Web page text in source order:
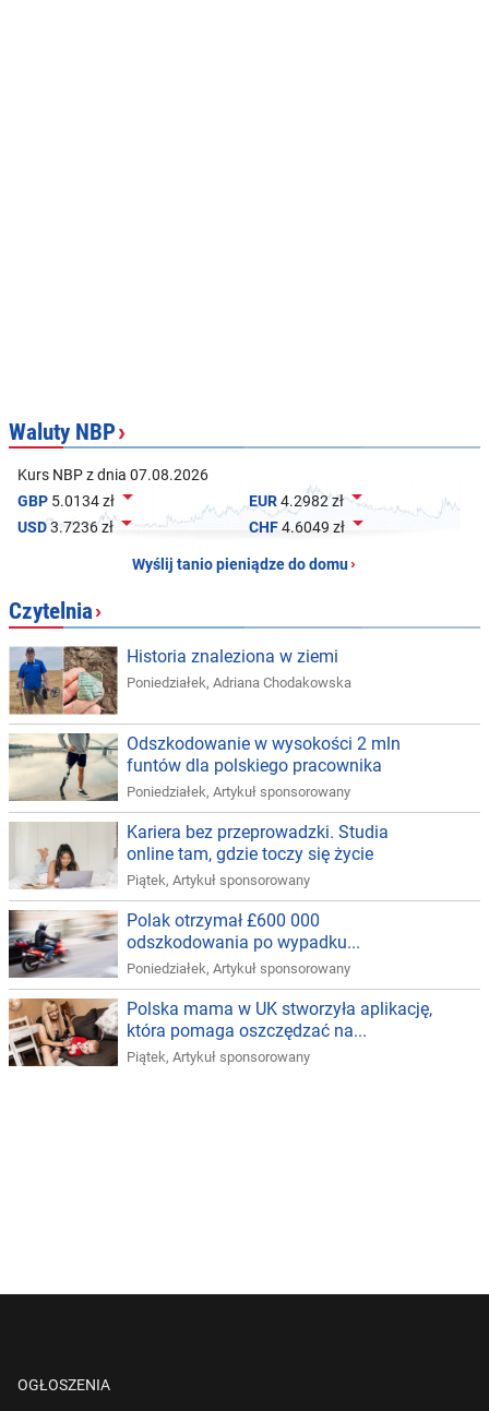
Waluty NBP›
Kurs NBP z dnia 07.08.2026
GBP 5.0134 zł  EUR4.2982 zł
USD3.7236 zł CHF4.6049 zł 
Wyślij tanio pieniądze do domu›
Czytelnia›
Historia znaleziona w ziemi
Poniedziałek, Adriana Chodakowska
Odszkodowanie w wysokości 2 mln
funtów dla polskiego pracownika
Poniedziałek, Artykuł sponsorowany
Kariera bez przeprowadzki. Studia
online tam, gdzie toczy się życie
Piątek, Artykuł sponsorowany
Polak otrzymał £600 000
odszkodowania po wypadku...
Poniedziałek, Artykuł sponsorowany
Polska mama w UK stworzyła aplikację,
która pomaga oszczędzać na...
Piątek, Artykuł sponsorowany
OGŁOSZENIA